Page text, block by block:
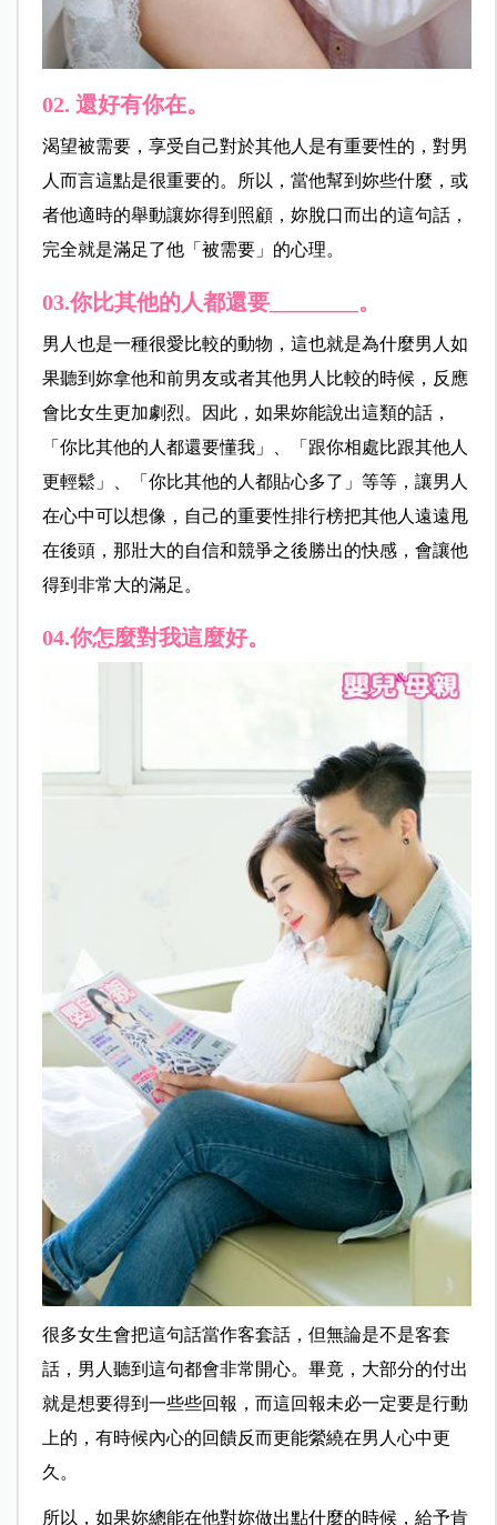
02. 還好有你在。
渴望被需要，享受自己對於其他人是有重要性的，對男
人而言這點是很重要的。所以，當他幫到妳些什麼，或
者他適時的舉動讓妳得到照顧，妳脫口而出的這句話，
完全就是滿足了他「被需要」的心理。
03.你比其他的人都還要________。
男人也是一種很愛比較的動物，這也就是為什麼男人如
果聽到妳拿他和前男友或者其他男人比較的時候，反應
會比女生更加劇烈。因此，如果妳能說出這類的話，
「你比其他的人都還要懂我」、「跟你相處比跟其他人
更輕鬆」、「你比其他的人都貼心多了」等等，讓男人
在心中可以想像，自己的重要性排行榜把其他人遠遠甩
在後頭，那壯大的自信和競爭之後勝出的快感，會讓他
得到非常大的滿足。
04.你怎麼對我這麼好。
很多女生會把這句話當作客套話，但無論是不是客套
話，男人聽到這句都會非常開心。畢竟，大部分的付出
就是想要得到一些些回報，而這回報未必一定要是行動
上的，有時候內心的回饋反而更能縈繞在男人心中更
久。
所以，如果妳總能在他對妳做出點什麼的時候，給予肯